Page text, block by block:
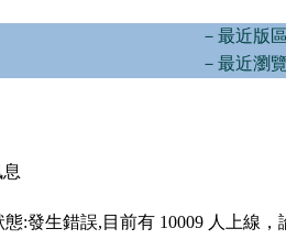
－最近版
－最近瀏
態:發生錯誤,目前有 10009 人上線